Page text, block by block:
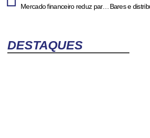
Mercado financeiro reduz para 4,72% previsão de inflação em 2025
DESTAQUES